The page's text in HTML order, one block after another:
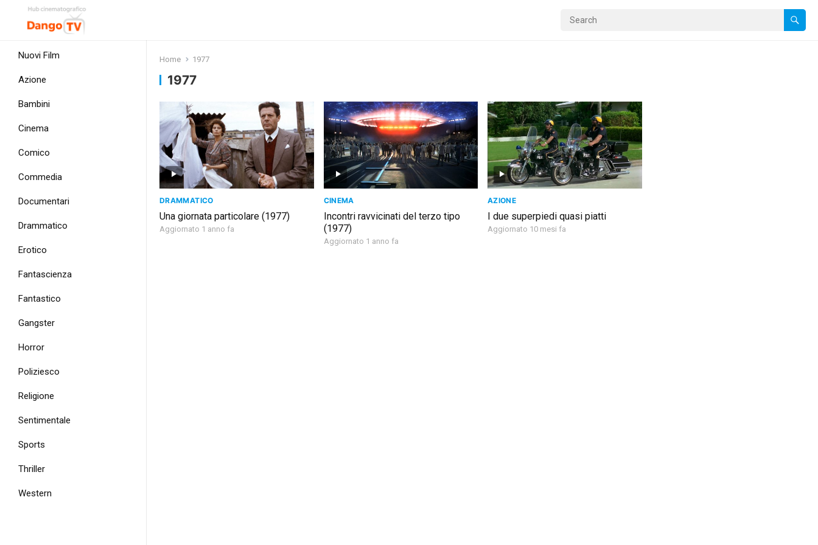
Nuovi Film
Azione
Bambini
Cinema
Comico
Commedia
Documentari
Drammatico
Erotico
Fantascienza
Fantastico
Gangster
Horror
Poliziesco
Religione
Sentimentale
Sports
Thriller
Western
Home 1977
1977
DRAMMATICO
Una giornata particolare (1977)
Aggiornato 1 anno fa
CINEMA
Incontri ravvicinati del terzo tipo
(1977)
Aggiornato 1 anno fa
AZIONE
I due superpiedi quasi piatti
Aggiornato 10 mesi fa